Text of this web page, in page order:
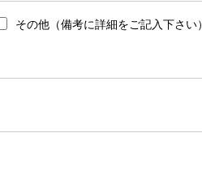
その他（備考に詳細をご記入下さい）